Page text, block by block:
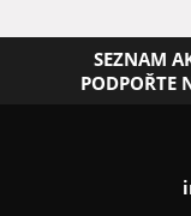
SEZNAM
PODPOŘTE